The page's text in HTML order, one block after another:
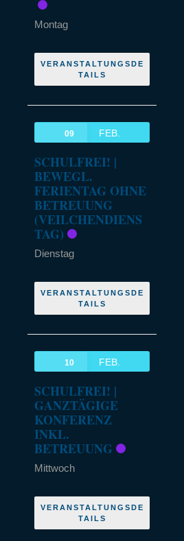
Montag
VERANSTALTUNGSDE
TAILS
09 FEB.
SCHULFREI! |
BEWEGL.
FERIENTAG OHNE
BETREUUNG
(VEILCHENDIENS
TAG)
Dienstag
VERANSTALTUNGSDE
TAILS
10 FEB.
SCHULFREI! |
GANZTÄGIGE
KONFERENZ
INKL.
BETREUUNG
Mittwoch
VERANSTALTUNGSDE
TAILS